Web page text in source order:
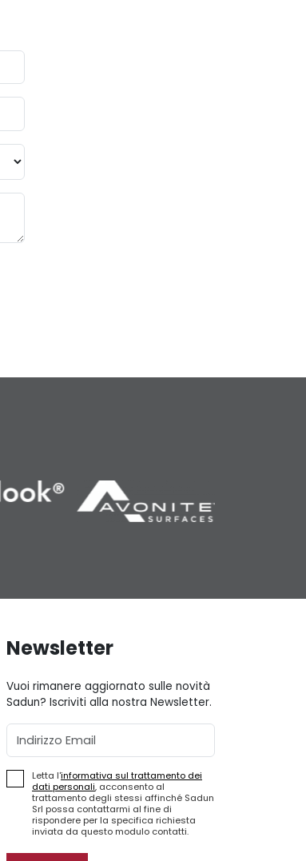
Newsletter
Vuoi rimanere aggiornato sulle novità
Sadun? Iscriviti alla nostra Newsletter.
Email
Letta l'informativa sul trattamento dei
dati personali, acconsento al
trattamento degli stessi affinché Sadun
Srl possa contattarmi al fine di
rispondere per la specifica richiesta
inviata da questo modulo contatti.